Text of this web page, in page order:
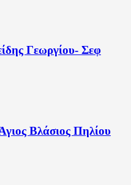
Γεωργίου- Σεφ
Βλάσιος Πηλίου